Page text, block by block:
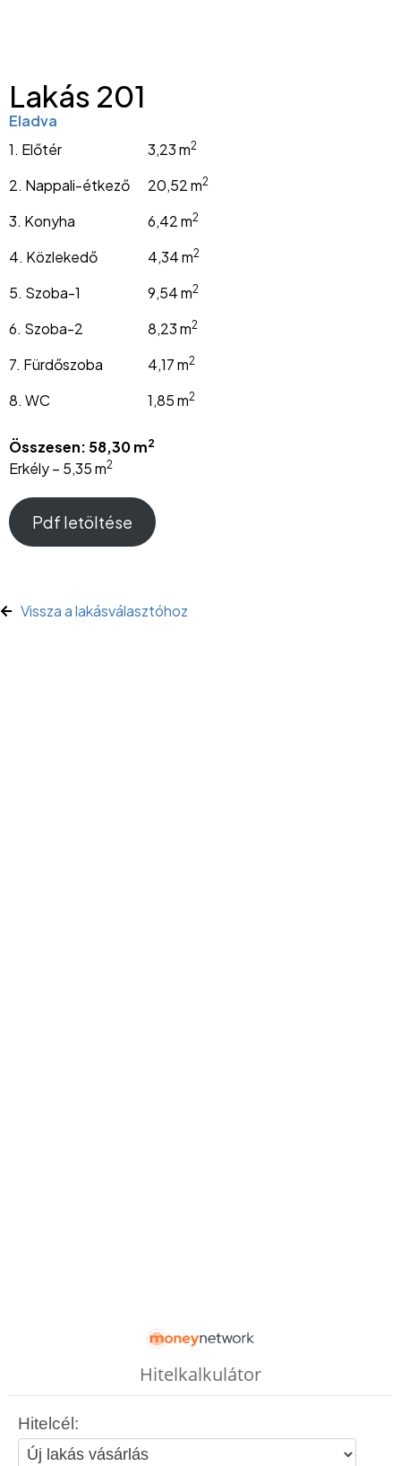
Lakás 201
Eladva
1. Előtér
3,23 m2
2. Nappali-étkező 20,52 m2
3. Konyha 6,42 m2
4. Közlekedő 4,34 m2
5. Szoba-1 9,54 m2
6. Szoba-2 8,23 m2
7. Fürdőszoba 4,17 m2
8. WC 1,85 m2
Összesen: 58,30 m2
Erkély – 5,35 m2
Pdf letöltése
Vissza a lakásválasztóhoz